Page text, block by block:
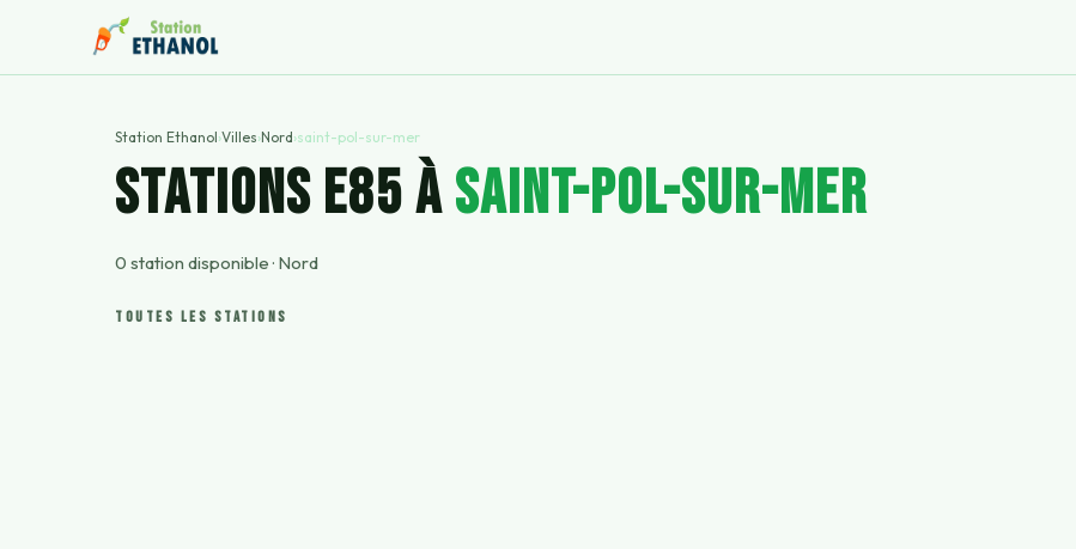
Station Ethanol›Villes›Nord›saint-pol-sur-mer
STATIONS E85 Àsaint-pol-sur-mer
0 station disponible · Nord
TOUTES LES STATIONS